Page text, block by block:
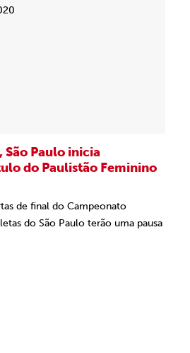
São Paulo inicia
do Paulistão Feminino
de final do Campeonato
do São Paulo terão uma pausa